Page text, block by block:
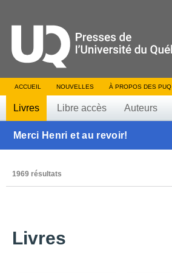
ACCUEIL NOUVELLES À PROPOS DES PUQ
Livres Libre accès Auteurs
Merci Henri et au revoir!
1969 résultats
Livres